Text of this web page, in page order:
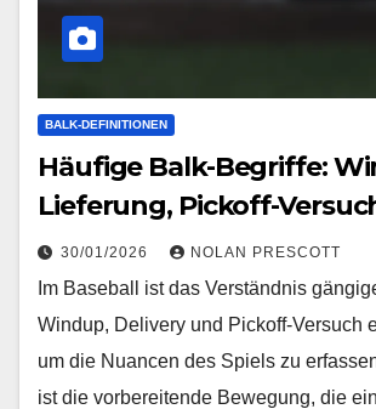
BALK-DEFINITIONEN
Häufige Balk-Begriffe:
Lieferung, Pickoff-
30/01/2026 NOLAN PRESCOTT
Im Baseball ist das Verständnis
Windup, Delivery und Pickoff-Versuch
um die Nuancen des Spiels zu
ist die vorbereitende Bewegung, die